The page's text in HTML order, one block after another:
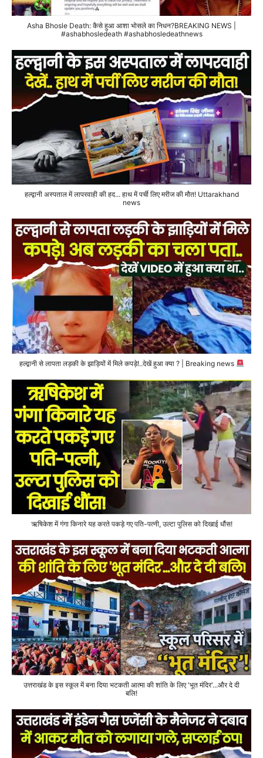
Asha Bhosle Death: कैसे हुआ आशा भोसले का निधन?BREAKING NEWS |
#ashabhosledeath #ashabhosledeathnews
हल्द्वानी अस्पताल में लापरवाही की हद... हाथ में पर्ची लिए मरीज की मौत! Uttarakhand
news
हल्द्वानी से लापता लड़की के झाड़ियों में मिले कपड़े!..देखें हुआ क्या ? | Breaking news
ऋषिकेश में गंगा किनारे यह करते पकड़े गए पति-पत्नी, उल्टा पुलिस को दिखाई धौंस!
उत्तराखंड के इस स्कूल में बना दिया भटकती आत्मा की शांति के लिए 'भूत मंदिर'...और दे दी
बलि!